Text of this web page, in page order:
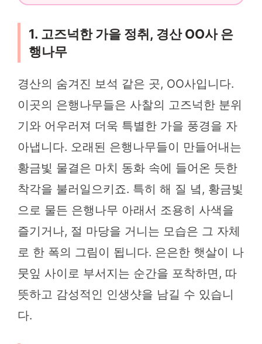
1. 고즈넉한 가을 정취, 경산 OO사 은
행나무
경산의 숨겨진 보석 같은 곳, OO사입니다.
이곳의 은행나무들은 사찰의 고즈넉한 분위
기와 어우러져 더욱 특별한 가을 풍경을 자
아냅니다. 오래된 은행나무들이 만들어내는
황금빛 물결은 마치 동화 속에 들어온 듯한
착각을 불러일으키죠. 특히 해 질 녘, 황금빛
으로 물든 은행나무 아래서 조용히 사색을
즐기거나, 절 마당을 거니는 모습은 그 자체
로 한 폭의 그림이 됩니다. 은은한 햇살이 나
뭇잎 사이로 부서지는 순간을 포착하면, 따
뜻하고 감성적인 인생샷을 남길 수 있습니
다.